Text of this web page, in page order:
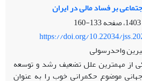
بر فساد مالی در ایران
133-160
https://doi.org/10.22034/
واحدرسولی
از مهمترین علل تضعیف رشد و توسعه
موضوع حکمرانی خوب را به عنوان